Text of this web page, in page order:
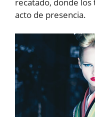
acto de presencia.